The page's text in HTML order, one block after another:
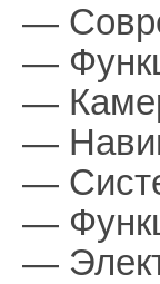
—
—
—
—
—
—
—